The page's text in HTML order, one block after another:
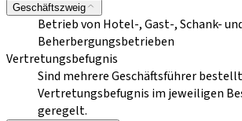
Geschäftszweig
Betrieb von Hotel-, Gast-, Schank-
Beherbergungsbetrieben
Vertretungsbefugnis
Sind mehrere Geschäftsführer
Vertretungsbefugnis im jeweiligen
geregelt.